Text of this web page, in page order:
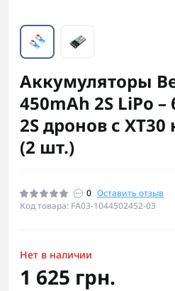
Аккумуляторы
450mAh 2S LiPo –
2S дронов с
(2 шт.)
0 Оставить отзыв
Код товара: FA03-1044502452-03
Нет в наличии
1 625 грн.